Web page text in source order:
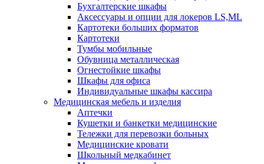
Бухгалтерские шкафы
Аксессуары и опции для локеров LS,ML
Картотеки больших форматов
Картотеки
Тумбы мобильные
Обувница металлическая
Огнестойкие шкафы
Шкафы для офиса
Индивидуальные шкафы кассира
Медицинская мебель и изделия
Аптечки
Кушетки и банкетки медицинские
Тележки для перевозки больных
Медицинские кровати
Школьный медкабинет